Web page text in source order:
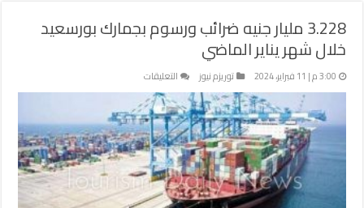
3.228 مليار جنيه ضرائب ورسوم بجمارك بورسعيد
خلال شهر يناير الماضي
3:00 م | 11 فبراير، 2024 توريزم نيوز التعليقات
3.228
مليار
جنيه
ضرائب
ورسوم
بجمارك
بورسعيد
خلال